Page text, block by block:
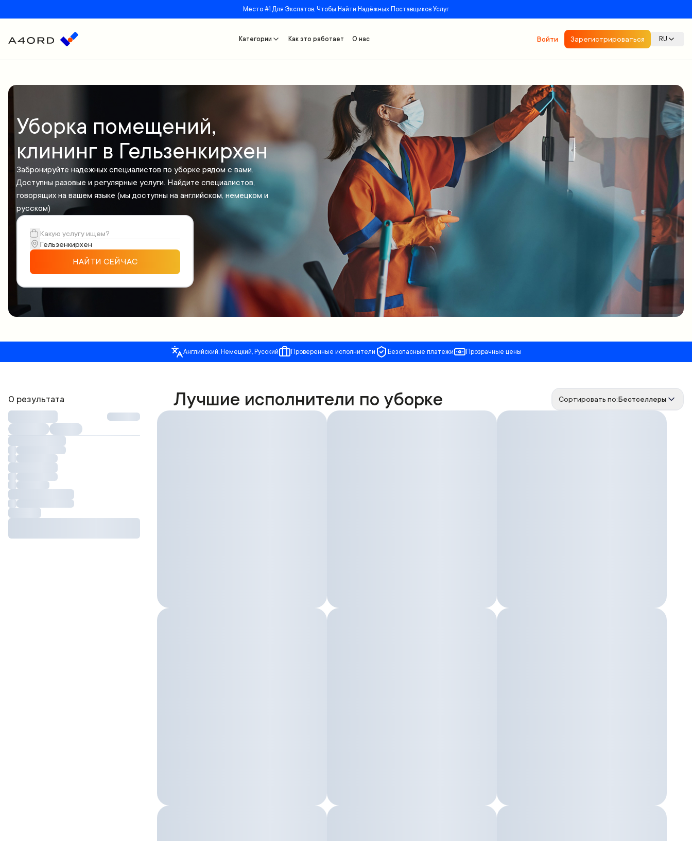
Место #1 Для Экспатов, Чтобы Найти Надёжных Поставщиков Услуг
Категории Как это работает О нас Войти Зарегистрироваться RU
Уборка помещений,
клининг в Гельзенкирхен
Забронируйте надежных специалистов по уборке рядом с вами.
Доступны разовые и регулярные услуги. Найдите специалистов,
говорящих на вашем языке (мы доступны на английском, немецком и
русском)
НАЙТИ СЕЙЧАС
Английский, Немецкий, Русский Проверенные исполнители Безопасные платежи Прозрачные цены
0 результата Лучшие исполнители по уборке Сортировать по:Бестселлеры